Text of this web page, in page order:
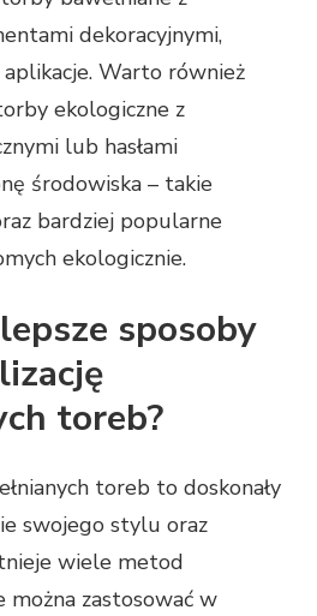
dekoracyjnymi,
Warto również
ekologiczne z
lub hasłami
środowiska – takie
bardziej popularne
ekologicznie.
sposoby
toreb?
toreb to doskonały
swojego stylu oraz
wiele metod
można zastosować w